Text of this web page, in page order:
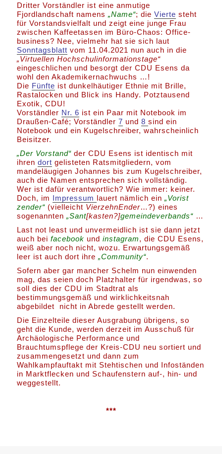
Dritter Vorständler ist eine anmutige
Fjordlandschaft namens„Name“; dieVierte steht
für Vorstandsvielfalt und zeigt eine junge Frau
zwischen Kaffeetassen im Büro-Chaos: Office-
business? Nee, vielmehr hat sie sich laut
Sonntagsblatt vom 11.04.2021 nun auch in die
„Virtuellen Hochschulinformationstage“
eingeschlichen und besorgt der CDU Esens da
wohl den Akademikernachwuchs …!
Die Fünfte ist dunkelhäutiger Ethnie mit Brille,
Rastalocken und Blick ins Handy. Potztausend
Exotik, CDU!
Vorständler Nr. 6 ist ein Paar mit Notebook im
Draußen-Café; Vorständler7 und8 sind ein
Notebook und ein Kugelschreiber, wahrscheinlich
Beisitzer.
„Der Vorstand“ der CDU Esens ist identisch mit
ihrendort gelisteten Ratsmitgliedern, vom
mandeläugigen Johannes bis zum Kugelschreiber,
auch die Namen entsprechen sich vollständig.
Wer ist dafür verantwortlich? Wie immer: keiner.
Doch, im Impressum lauert nämlich ein„Vorist
zender“ (vielleicht VierzehnEnder…?) eines
sogenannten„Sant[kasten?]gemeindeverbands“ …
Last not least und unvermeidlich ist sie dann jetzt
auch beifacebook undinstagram, die CDU Esens,
weiß aber noch nicht, wozu. Erwartungsgemäß
leer ist auch dort ihre„Community“.
Sofern aber gar mancher Schelm nun einwenden
mag, das seien doch Platzhalter für irgendwas, so
soll dies der CDU im Stadtrat als
bestimmungsgemäß und wirklichkeitsnah
abgebildet nicht in Abrede gestellt werden.
Die Einzelteile dieser Ausgrabung übrigens, so
geht die Kunde, werden derzeit im Ausschuß für
Archäologische Performance und
Brauchtumspflege der Kreis-CDU neu sortiert und
zusammengesetzt und dann zum
Wahlkampfauftakt mit Stehtischen und Infoständen
in Marktflecken und Schaufenstern auf-, hin- und
weggestellt.
***